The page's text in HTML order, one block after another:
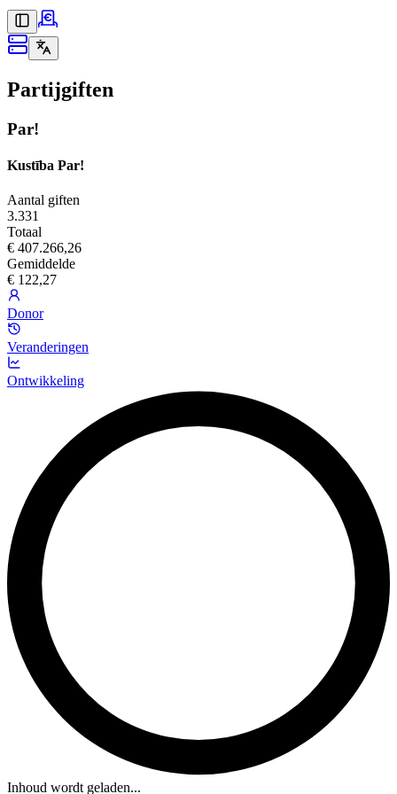
Partijgiften
Par!
Kustība Par!
Aantal giften
3.331
Totaal
€ 407.266,26
Gemiddelde
€ 122,27
Donor
Veranderingen
Ontwikkeling
Inhoud wordt geladen...